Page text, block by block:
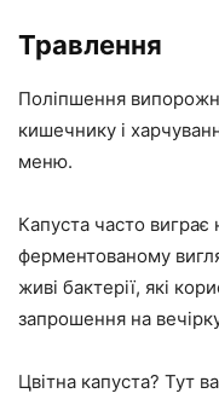
Травлення
Поліпшення
кишечнику і
меню.
Капуста часто виграє
ферментованому
живі бактерії, які
запрошення на
Цвітна капуста? Тут